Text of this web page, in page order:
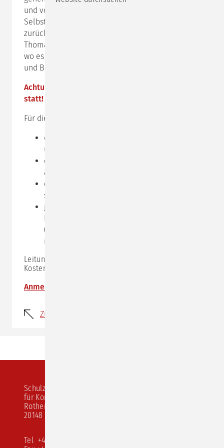
und von der bloßen Reaktion in die bewusste
Selbststeuerung und damit in die Souveränität
zurück zu finden. Wir nutzen hierfür das Riemann-
Thomann-Modell sowie das Innere Team und ziehen
wo es passt fallbezogen weitere Modelle zur Analyse
und Bearbeitung zurate.
Achtung: Dieser Impulstag findet online via
statt!
Für die
das Programm
unter
einen Computer, der mit einer Kamera
ausgestattet ist
einen einigermaßen ruhigen Ort, an den Sie
sich zurückziehen können
je nach Ihren Bedürfnissen und der Qualität
Ihres integrierten Mikrofons ein Headset
(unserer bisherigen Erfahrung nach reicht das
integrierte Mikrofon aus)
Leitung:
Kosten: 319,- € zzgl. MwSt.
Anmeldung
Zurück
Schulz von Thun Institut
für Kommunikation
Rothenbaumchaussee 20
20148 Hamburg
Tel +49 40 413 526 10